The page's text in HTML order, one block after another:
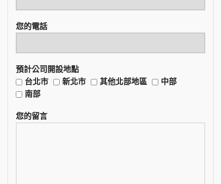
您的電話
預計公司開設地點
台北市
新北市 其他北部地區
中部
南部
您的留言